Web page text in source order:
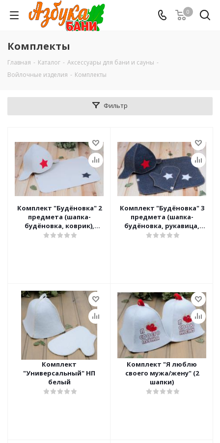
0
Комплекты
Главная - Каталог - Аксессуары для бани и сауны -
Войлочные изделия - Комплекты
Фильтр
Комплект "Будёновка" 2
предмета (шапка-
будёновка, коврик),
войлок
Комплект "Будёновка" 3
предмета (шапка-
будёновка, рукавица,
коврик)
Комплект
"Универсальный" НП
белый
Комплект "Я люблю
своего мужа/жену" (2
шапки)